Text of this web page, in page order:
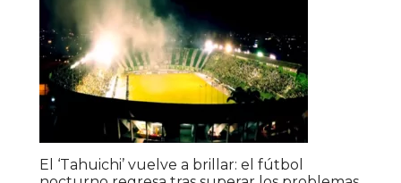
El ‘Tahuichi’ vuelve a brillar: el fútbol